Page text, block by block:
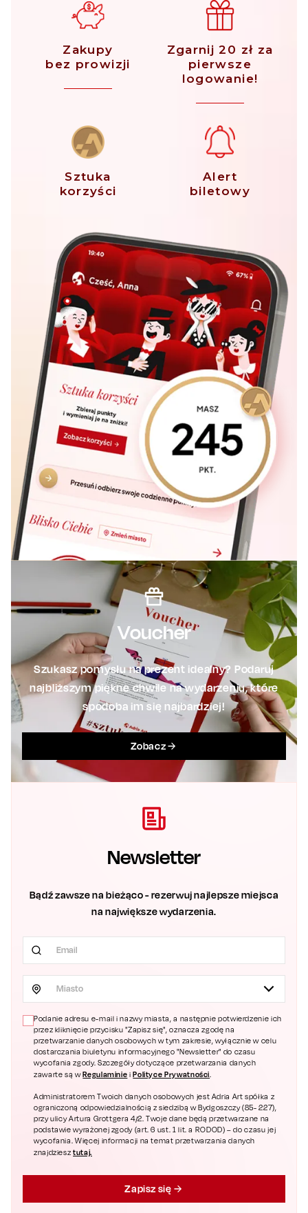
Zakupy
bez prowizji
Zgarnij 20 zł za
pierwsze
logowanie!
Sztuka
korzyści
Alert
biletowy
Voucher
Szukasz pomysłu na prezent idealny? Podaruj
najbliższym piękne chwile na wydarzeniu, które
spodoba im się najbardziej!
Zobacz
Newsletter
Bądź zawsze na bieżąco - rezerwuj najlepsze miejsca
na największe wydarzenia.
Miasto
Podanie adresu e-mail i nazwy miasta, a następnie potwierdzenie ich
przez kliknięcie przycisku "Zapisz się", oznacza zgodę na
przetwarzanie danych osobowych w tym zakresie, wyłącznie w celu
dostarczania biuletynu informacyjnego "Newsletter" do czasu
wycofania zgody. Szczegóły dotyczące przetwarzania danych
zawarte są wRegulaminie iPolityce Prywatności.
Administratorem Twoich danych osobowych jest Adria Art spółka z
ograniczoną odpowiedzialnością z siedzibą w Bydgoszczy (85- 227),
przy ulicy Artura Grottgera 4/2. Twoje dane będą przetwarzane na
podstawie wyrażonej zgody (art. 6 ust. 1 lit. a RODOD) – do czasu jej
wycofania. Więcej informacji na temat przetwarzania danych
znajdziesztutaj.
Zapisz się